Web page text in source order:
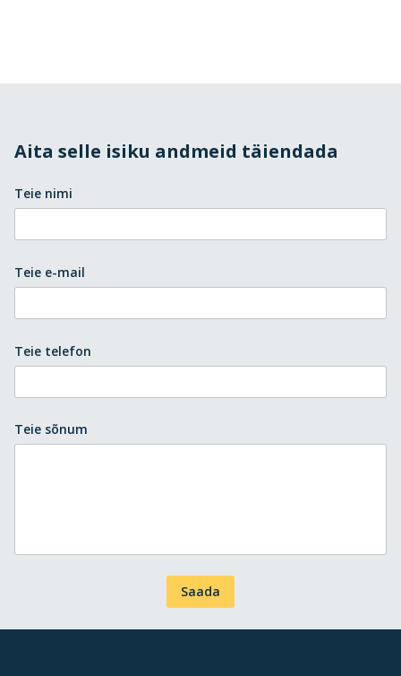
Aita selle isiku andmeid täiendada
Teie nimi
Teie e-mail
Teie telefon
Teie sõnum
Saada